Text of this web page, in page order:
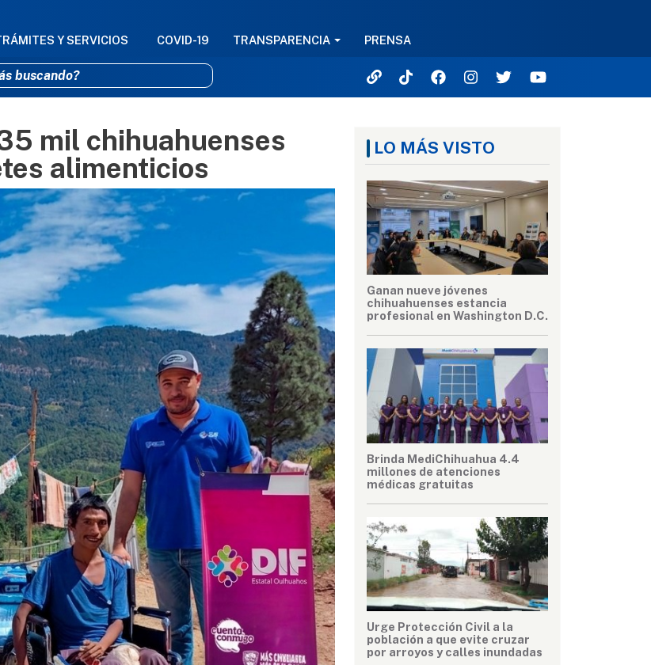
Pasar al contenido principal
PRINCIPAL
Y SERVICIOS COVID-19 TRANSPARENCIA PRENSA
mil chihuahuenses
alimenticios
LO MÁS VISTO
Ganan nueve jóvenes
chihuahuenses estancia
profesional en Washington D.C.
Brinda MediChihuahua 4.4
millones de atenciones
médicas gratuitas
Urge Protección Civil a la
población a que evite cruzar
por arroyos y calles inundadas